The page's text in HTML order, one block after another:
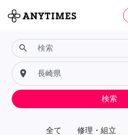
全て 修理・組立
search
place
検索